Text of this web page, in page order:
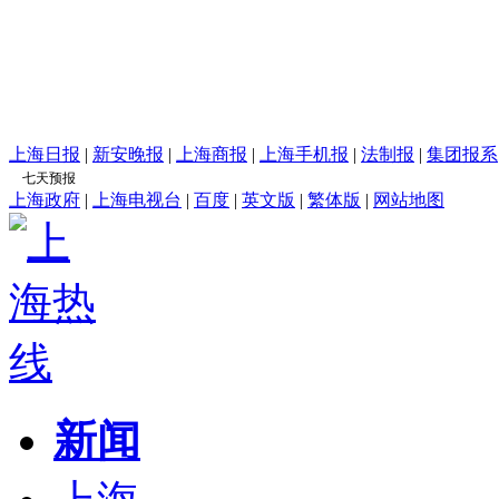
上海日报 | 新安晚报 | 上海商报 | 上海手机报 | 法制报 | 集团报系
上海政府 | 上海电视台 | 百度 | 英文版 | 繁体版 | 网站地图
新闻